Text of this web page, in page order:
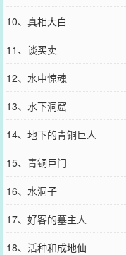
10、真相大白
11、谈买卖
12、水中惊魂
13、水下洞窟
14、地下的青铜巨人
15、青铜巨门
16、水洞子
17、好客的墓主人
18、活种和成地仙